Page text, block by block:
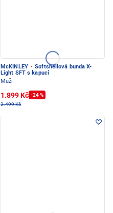
McKINLEY · Softshellová bunda X-
Light SFT s kapucí
Muži
1.899 Kč -24 %
2.499 Kč